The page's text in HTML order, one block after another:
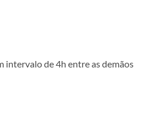
intervalo de 4h entre as demãos